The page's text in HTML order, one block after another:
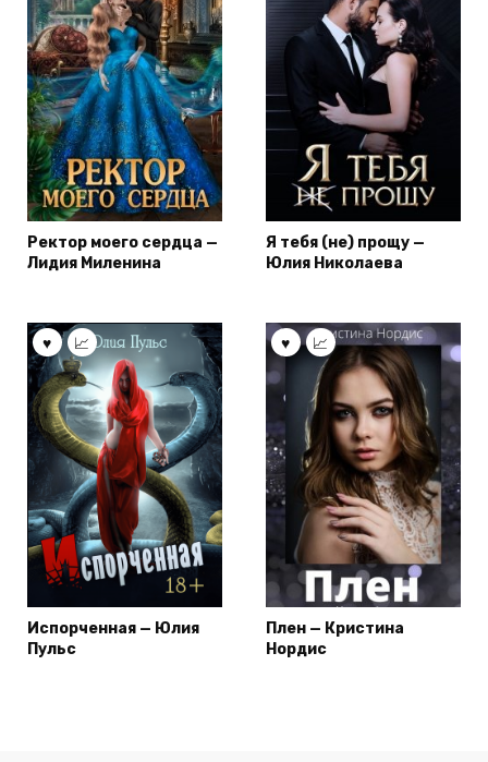
Ректор моего сердца —
Лидия Миленина
Я тебя (не) прощу —
Юлия Николаева
Испорченная — Юлия
Пульс
Плен — Кристина
Нордис